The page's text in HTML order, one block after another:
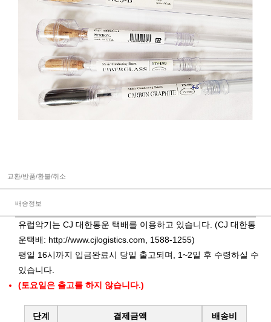
교환/반품/환불/취소
배송정보
유럽악기는 CJ 대한통운 택배를 이용하고 있습니다. (CJ 대한통
운택배: http://www.cjlogistics.com, 1588-1255)
평일 16시까지 입금완료시 당일 출고되며, 1~2일 후 수령하실 수
있습니다.
(토요일은 출고를 하지 않습니다.)
단계 결제금액 배송비